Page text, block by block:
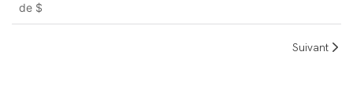
de $
Suivant